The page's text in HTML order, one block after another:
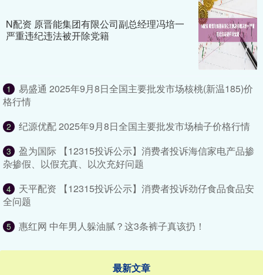
N配资 原晋能集团有限公司副总经理冯培一
严重违纪违法被开除党籍
1
易盛通 2025年9月8日全国主要批发市场核桃(新温185)价
格行情
2 纪源优配 2025年9月8日全国主要批发市场柚子价格行情
3
盈为国际 【12315投诉公示】消费者投诉海信家电产品掺
杂掺假、以假充真、以次充好问题
4
天平配资 【12315投诉公示】消费者投诉劲仔食品食品安
全问题
5 惠红网 中年男人躲油腻？这3条裤子真该扔！
最新文章